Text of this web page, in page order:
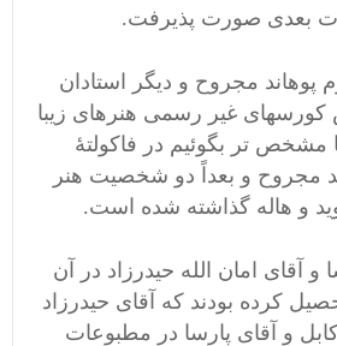
بعدی صورت پذیرفت.
پوهاند مجروح و دیگر استادان
غیر رسمی هنرهای زیبا
مشخص تر بگوئیم در فاکولتۀ
مجروح و بعداً دو شخصیت هنر
و هاله گذاشته شده است.
و آقای امان الله حیدرزاد در آن
کرده بودند که آقای حیدرزاد
و آقای پارسا در مطبوعات